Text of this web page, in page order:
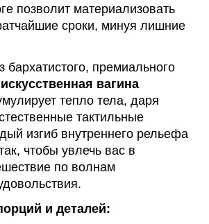
позволит материализовать
сроки, минуя лишние
бархатистого, премиального
искусственная вагина
тепло тела, даря
тактильные
изгиб внутреннего рельефа
чтобы увлечь вас в
по волнам
и деталей: